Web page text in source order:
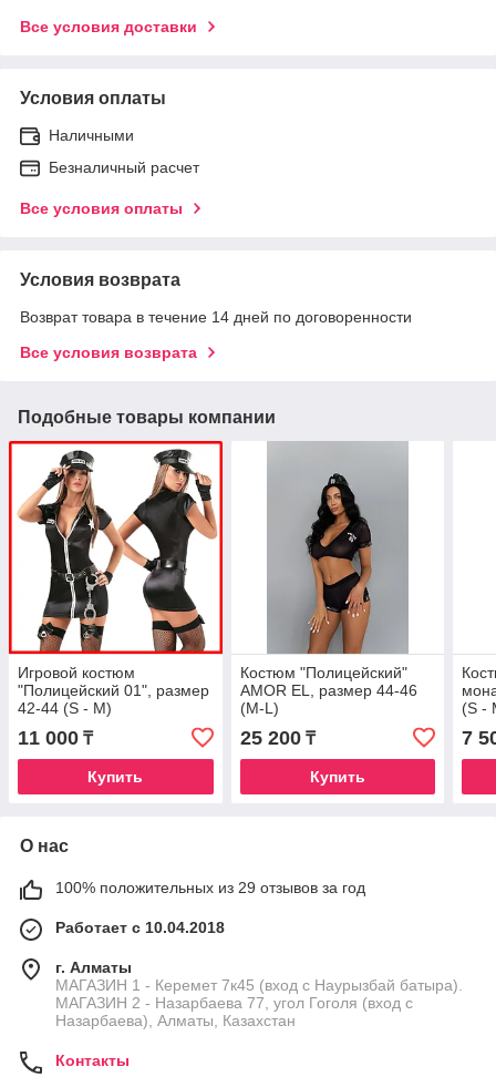
Все условия доставки
Условия оплаты
Наличными
Безналичный расчет
Все условия оплаты
Условия возврата
Возврат товара в течение 14 дней по договоренности
Все условия возврата
Подобные товары компании
Игровой костюм
"Полицейский 01", размер
42-44 (S - M)
11 000 ₸
Купить
Костюм "Полицейский"
AMOR EL, размер 44-46
(М-L)
25 200₸
Купить
(S -
7
О нас
100% положительных из 29 отзывов за год
Работает с 10.04.2018
г. Алматы
МАГАЗИН 1 - Керемет 7к45 (вход с Наурызбай батыра).
МАГАЗИН 2 - Назарбаева 77, угол Гоголя (вход с
Назарбаева), Алматы, Казахстан
Контакты